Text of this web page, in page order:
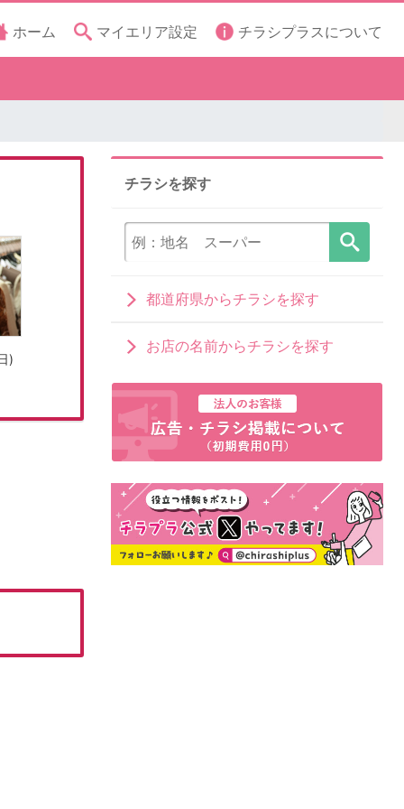
ホーム マイエリア設定 チラシプラスについて
)
チラシを探す
都道府県からチラシを探す
お店の名前からチラシを探す